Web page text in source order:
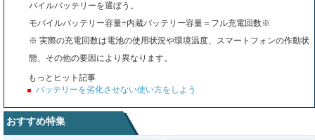
バイルバッテリーを選ぼう。
モバイルバッテリー容量÷内蔵バッテリー容量＝フル充電回数※
※ 実際の充電回数は電池の使用状況や環境温度、スマートフォンの作動状
態、その他の要因により異なります。
もっとヒット記事
バッテリーを劣化させない使い方をしよう
おすすめ特集